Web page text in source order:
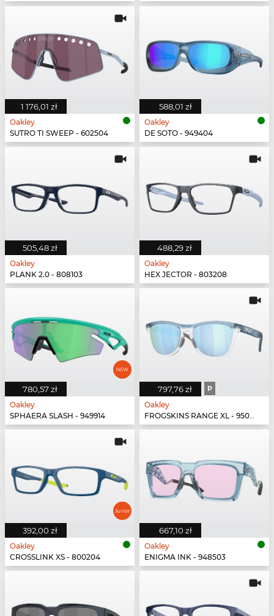
1 176,01 zł
Oakley
SUTRO TI SWEEP - 602504
588,01 zł
Oakley
DE SOTO - 949404
505,48 zł
Oakley
PLANK 2.0 - 808103
488,29 zł
Oakley
HEX JECTOR - 803208
780,57 zł
Oakley
SPHAERA SLASH - 949914
797,76 zł P
Oakley
FROGSKINS RANGE XL - 950303
392,00 zł
Oakley
CROSSLINK XS - 800204
667,10 zł
Oakley
ENIGMA INK - 948503